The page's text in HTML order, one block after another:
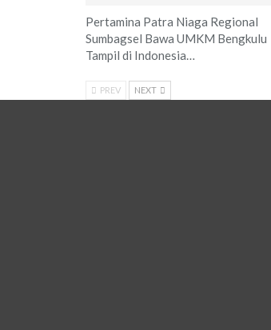
Pertamina Patra Niaga Regional
Sumbagsel Bawa UMKM Bengkulu
Tampil di Indonesia…
PREV NEXT